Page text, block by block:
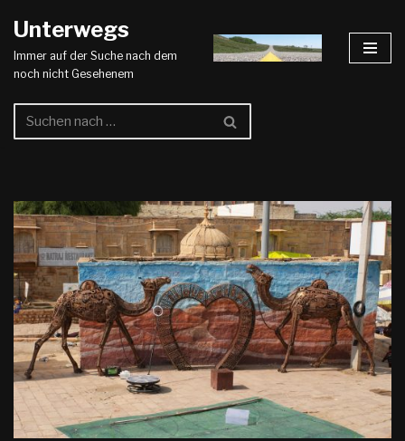
Zum
Inhalt
Unterwegs
Immer auf der Suche nach dem
noch nicht Gesehenem